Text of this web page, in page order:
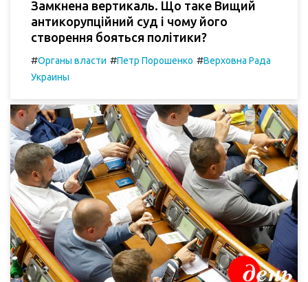
Замкнена вертикаль. Що таке Вищий
антикорупційний суд і чому його
створення бояться політики?
#Органы власти #Петр Порошенко #Верховна Рада
Украины